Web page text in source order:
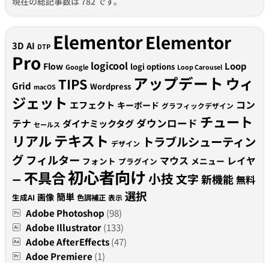
3D AI DTP ElementorElementor
Pro Flow Google logicool logi options Loop Carousel Loop
Grid macOS TIPS Wordpress アップデート ウィ
ジェット エフェクト キーボード グラフィックデザイン コン
テナ セールス ダイナミックタグダウンロード チュート
リアルテキスト デザイン トラブルシューティン
グ フィルター フォント プラグイン マウス メニュー レイヤ
ー 不具合初心者向け小技文字新機能無料
生成AI 画像 簡単 色調補正 表示 選択
Adobe Photoshop (98)
Adobe Illustrator(133)
Adobe AfterEffects(47)
Adoe Premiere (1)